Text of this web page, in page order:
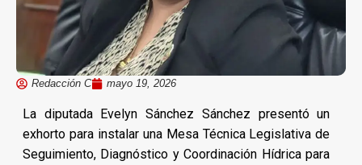
Redacción C mayo 19, 2026
La diputada Evelyn Sánchez Sánchez presentó un
exhorto para instalar una Mesa Técnica Legislativa de
Seguimiento, Diagnóstico y Coordinación Hídrica para